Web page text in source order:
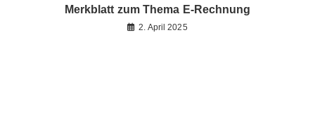
Merkblatt zum Thema E-Rechnung
2. April 2025